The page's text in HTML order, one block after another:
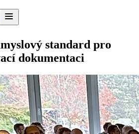
standard pro
dokumentaci